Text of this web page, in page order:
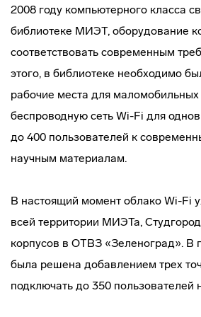
2008 году компьютерного класса
библиотеке МИЭТ, оборудование
соответствовать современным
этого, в библиотеке необходимо
рабочие места для
беспроводную сеть Wi-Fi для
до 400 пользователей к
научным материалам.
В настоящий момент облако Wi-Fi
всей территории МИЭТа,
корпусов в ОТВЗ «Зеленоград». В
была решена добавлением трех
подключать до 350 пользователей